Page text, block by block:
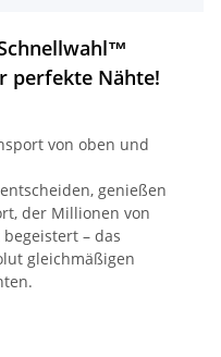
perfekte Nähte!
von oben und
genießen
der Millionen von
– das
gleichmäßigen